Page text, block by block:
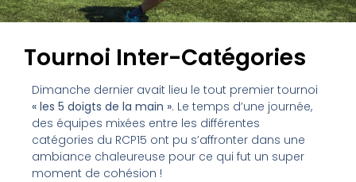
Tournoi Inter-Catégories
Dimanche dernier avait lieu le tout premier tournoi
« les 5 doigts de la main ». Le temps d’une journée,
des équipes mixées entre les différentes
catégories du RCP15 ont pu s’affronter dans une
ambiance chaleureuse pour ce qui fut un super
moment de cohésion !